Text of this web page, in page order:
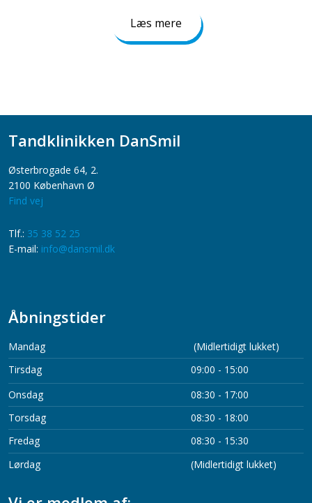
Læs mere
Tandklinikken DanSmil
​Østerbrogade 64, 2.
2100 København Ø
Find vej
​​Tlf.: 35 38 52 25
​E-mail: info@dansmil.dk
Åbningstider
​Mandag
(Midlertidigt lukket)
​Tirsdag
09:00 - 15:00
Onsdag
08:30 - 17:00
​Torsdag
08:30 - 18:00
​Fredag
08:30 - 15:30​
Lørdag
(Midlertidigt lukket)